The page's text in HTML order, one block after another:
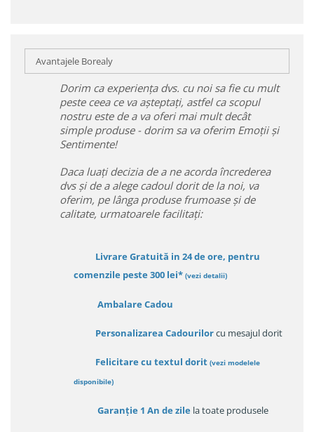
Avantajele Borealy
Dorim ca experiența dvs. cu noi sa fie cu mult
peste ceea ce va așteptați, astfel ca scopul
nostru este de a va oferi mai mult decât
simple produse - dorim sa va oferim Emoții și
Sentimente!
Daca luați decizia de a ne acorda încrederea
dvs și de a alege cadoul dorit de la noi, va
oferim, pe lânga produse frumoase și de
calitate, urmatoarele facilitați:
Livrare Gratuită in 24 de ore, pentru
comenzile peste 300 lei* (vezi detalii)
Ambalare Cadou
Personalizarea Cadourilorcu mesajul dorit
Felicitare cu textul dorit (vezi modelele
disponibile)
Garanție 1 An de zile la toate produsele